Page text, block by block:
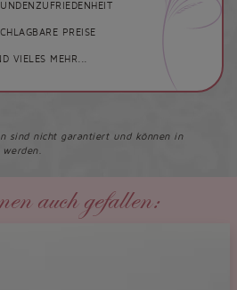
PREISE
VIELES MEHR...
sind nicht garantiert und können in
auch gefallen: